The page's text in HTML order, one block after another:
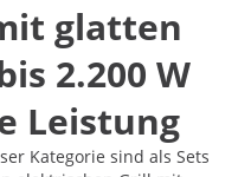
glatten
2.200 W
Leistung
Kategorie sind als Sets